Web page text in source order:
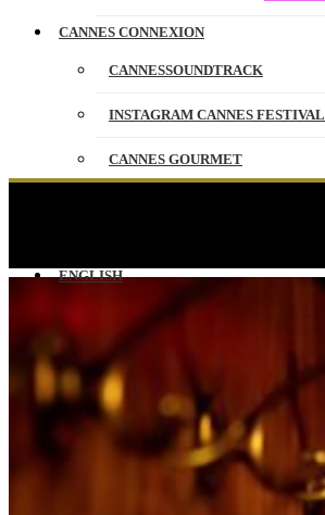
CANNES CONNEXION
CANNESSOUNDTRACK
INSTAGRAM CANNES FESTIVAL
CANNES GOURMET
ENGLISH